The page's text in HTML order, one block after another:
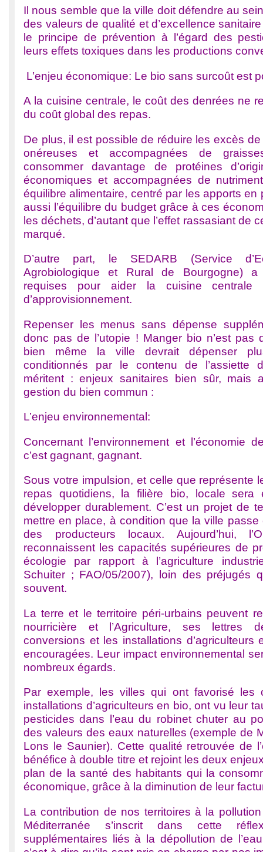
Il nous semble que la ville doit défendre au
des valeurs de qualité et d’excellence
le principe de prévention à l’égard des
leurs effets toxiques dans les productions
L’enjeu économique: Le bio sans surcoût est
A la cuisine centrale, le coût des denrées ne
du coût global des repas.
De plus, il est possible de réduire les excès
onéreuses et accompagnées de
consommer davantage de protéines
économiques et accompagnées de
équilibre alimentaire, centré par les apports en
aussi l’équilibre du budget grâce à ces
les déchets, d’autant que l’effet rassasiant de
marqué.
D’autre part, le SEDARB (Service
Agrobiologique et Rural de Bourgogne) a
requises pour aider la cuisine centrale
d’approvisionnement.
Repenser les menus sans dépense
donc pas de l’utopie ! Manger bio n’est pas
bien même la ville devrait dépenser
conditionnés par le contenu de l’assiette
méritent : enjeux sanitaires bien sûr, mais
gestion du bien commun :
L’enjeu environnemental:
Concernant l’environnement et l’économie
c’est gagnant, gagnant.
Sous votre impulsion, et celle que représente
repas quotidiens, la filière bio, locale
développer durablement. C’est un projet de
mettre en place, à condition que la ville
des producteurs locaux. Aujourd’hui,
reconnaissent les capacités supérieures de
écologie par rapport à l’agriculture
Schuiter ; FAO/05/2007), loin des préjugés
souvent.
La terre et le territoire péri-urbains peuvent
nourricière et l’Agriculture, ses lettres
conversions et les installations d’agriculteurs
encouragées. Leur impact environnemental
nombreux égards.
Par exemple, les villes qui ont favorisé les
installations d’agriculteurs en bio, ont vu leur
pesticides dans l’eau du robinet chuter au
des valeurs des eaux naturelles (exemple de
Lons le Saunier). Cette qualité retrouvée de
bénéfice à double titre et rejoint les deux
plan de la santé des habitants qui la
économique, grâce à la diminution de leur
La contribution de nos territoires à la
Méditerranée s’inscrit dans cette
supplémentaires liés à la dépollution de